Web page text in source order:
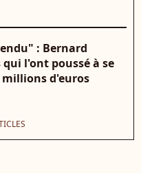
: Bernard
l'ont poussé à se
millions d'euros